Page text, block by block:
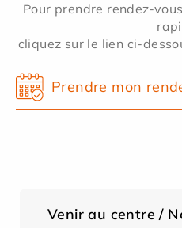
Pour prendre rendez-
cliquez sur le lien ci-
Prendre mon
Venir au centre /